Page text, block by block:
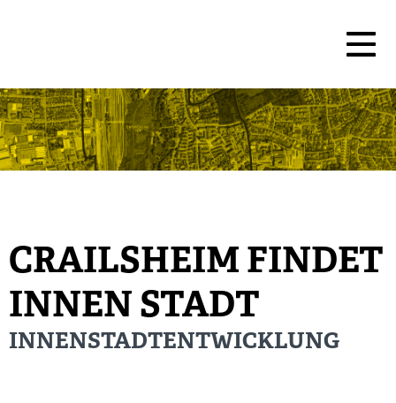
CRAILSHEIM FINDET
INNEN STADT
INNENSTADTENTWICKLUNG